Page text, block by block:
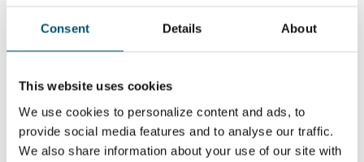
Consent Details About
This website uses cookies
We use cookies to personalize content and ads, to
provide social media features and to analyse our traffic.
We also share information about your use of our site with